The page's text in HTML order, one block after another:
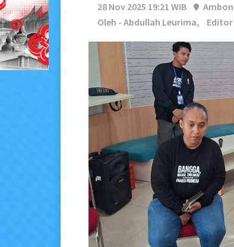
28 Nov 2025 19:21 WIB
Ambon
Oleh - Abdullah Leurima,
Editor